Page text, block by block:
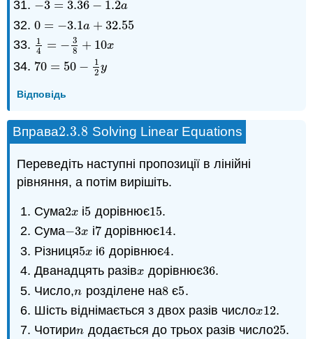
−3 = 3.36 − 1.2a
−3=3.36−1.2a
0 = −3.1a + 32.55
0 =− 3.1a+32.55
1
4
= − 3
8 + 10x
14= −38 +10x
70 = 50 −
1
2 y
70 =50− 12 y
Відповідь
Вправа2.3.8
2.3.8 Solving Linear Equations
Переведіть наступні пропозиції в лінійні
рівняння, а потім вирішіть.
Сума2x
2x і5
5 дорівнює15
15.
Сума−3x
−3x і7
7 дорівнює14
14.
Різниця5x
5x і6
6 дорівнює4
4.
Дванадцять разівx
x дорівнює36
36.
Число,n
n розділене на8
8 є5
5.
Шість віднімається з двох разів числоx
x12
12.
Чотириn
n додається до трьох разів число25
25.